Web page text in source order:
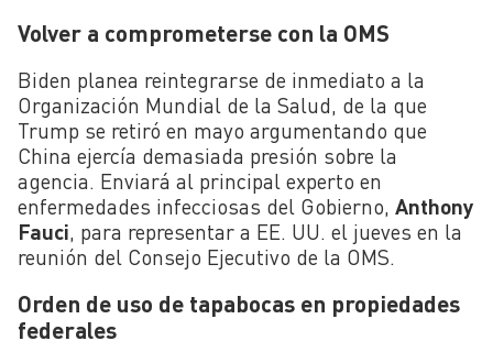
Volver a comprometerse con la OMS
Biden planea reintegrarse de inmediato a la
Organización Mundial de la Salud, de la que
Trump se retiró en mayo argumentando que
China ejercía demasiada presión sobre la
agencia. Enviará al principal experto en
enfermedades infecciosas del Gobierno, Anthony
Fauci, para representar a EE. UU. el jueves en la
reunión del Consejo Ejecutivo de la OMS.
Orden de uso de tapabocas en propiedades
federales